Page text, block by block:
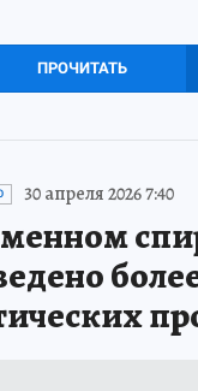
ПРОЧИТАТЬ
30 апреля 2026 7:40